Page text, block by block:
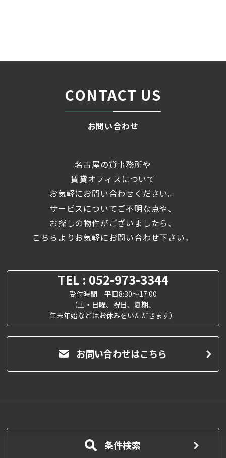
CONTACT US
お問い合わせ
名古屋の貸事務所や
賃貸オフィスについて
お気軽にお問い合わせください。
サービスについてご不明な点や、
お探しの物件がございましたら、
こちらよりお気軽にお問い合わせ下さい。
TEL : 052-973-3344
受付時間 平日8:30～17:00
（土・日曜、祝日、夏期、
年末年始などはお休みをいただきます）
お問い合わせはこちら
条件検索